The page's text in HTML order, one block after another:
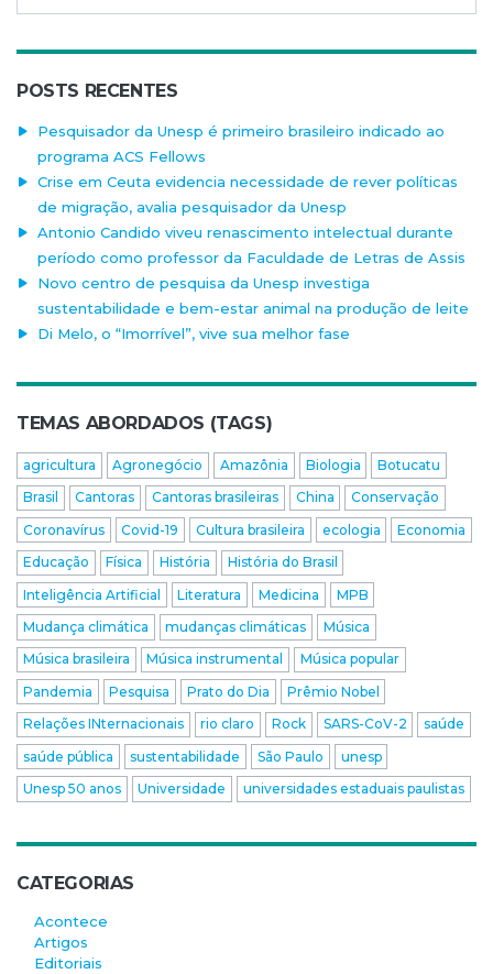
POSTS RECENTES
Pesquisador da Unesp é primeiro brasileiro indicado ao
programa ACS Fellows
Crise em Ceuta evidencia necessidade de rever políticas
de migração, avalia pesquisador da Unesp
Antonio Candido viveu renascimento intelectual durante
período como professor da Faculdade de Letras de Assis
Novo centro de pesquisa da Unesp investiga
sustentabilidade e bem-estar animal na produção de leite
Di Melo, o “Imorrível”, vive sua melhor fase
TEMAS ABORDADOS (TAGS)
agricultura Agronegócio Amazônia Biologia
Botucatu
Brasil
Cantoras Cantoras brasileiras China
Conservação
Coronavírus
Covid-19 Cultura brasileira ecologia
Economia
Educação
Física História
História do Brasil
Inteligência Artificial
Literatura Medicina
MPB
Mudança climática
mudanças climáticas
Música
Música brasileira
Música instrumental
Música popular
Pandemia
Pesquisa Prato do Dia
Prêmio Nobel
Relações INternacionais
rio claro Rock SARS-CoV-2
saúde
saúde pública
sustentabilidade São Paulo
unesp
Unesp 50 anos
Universidade universidades estaduais paulistas
CATEGORIAS
Acontece
Artigos
Editoriais